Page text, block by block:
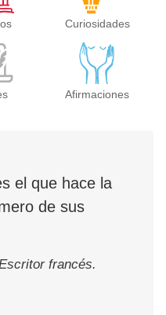
Curiosidades
Afirmaciones
el que hace la
de sus
francés.